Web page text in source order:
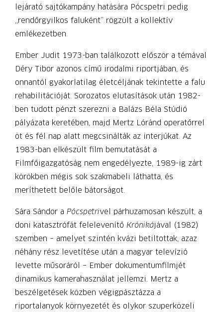
lejárató sajtókampány hatására Pócspetri pedig
„rendőrgyilkos faluként” rögzült a kollektív
emlékezetben.
Ember Judit 1973-ban találkozott először a témával
Déry Tibor azonos című irodalmi riportjában, és
onnantól gyakorlatilag életcéljának tekintette a falu
rehabilitációját. Sorozatos elutasítások után 1982-
ben tudott pénzt szerezni a Balázs Béla Stúdió
pályázata keretében, majd Mertz Lóránd operatőrrel
öt és fél nap alatt megcsinálták az interjúkat. Az
1983-ban elkészült film bemutatását a
Filmfőigazgatóság nem engedélyezte, 1989-ig zárt
körökben mégis sok szakmabeli láthatta, és
meríthetett belőle bátorságot.
Sára Sándor a Pócspetrivel párhuzamosan készült, a
doni katasztrófát felelevenítő Kró­niká­jával (1982)
szemben – amelyet szintén kvázi betiltottak, azaz
néhány rész levetítése után a magyar televízió
levette műsoráról – Ember dokumentumfilmjét
dinamikus kamerahasználat jellemzi. Mertz a
beszélgetések közben végigpásztázza a
riportalanyok környezetét és olykor szuperközeli